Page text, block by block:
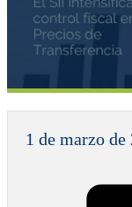
1 de marzo de